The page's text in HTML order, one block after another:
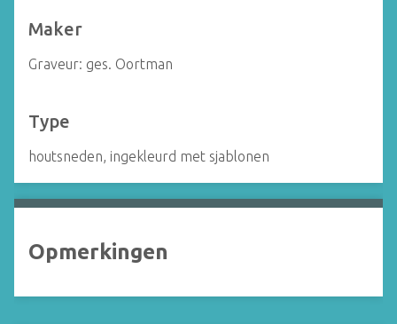
Maker
Graveur: ges. Oortman
Type
houtsneden, ingekleurd met sjablonen
Opmerkingen